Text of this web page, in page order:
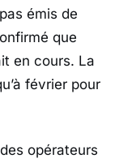
émis de
que
en cours. La
février pour
opérateurs